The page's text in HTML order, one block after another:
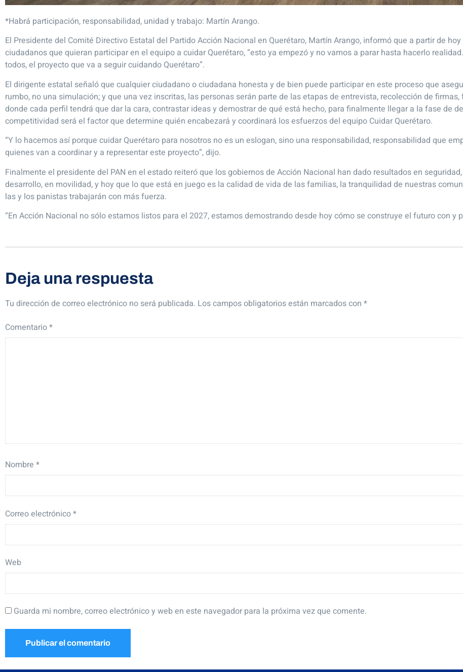
*Habrá participación, responsabilidad, unidad y trabajo: Martín Arango.
El Presidente del Comité Directivo Estatal del Partido Acción Nacional en Querétaro, Martín Arango, informó que a partir de
ciudadanos que quieran participar en el equipo a cuidar Querétaro, “esto ya empezó y no vamos a parar hasta hacerlo
todos, el proyecto que va a seguir cuidando Querétaro”.
El dirigente estatal señaló que cualquier ciudadano o ciudadana honesta y de bien puede participar en este proceso que
rumbo, no una simulación; y que una vez inscritas, las personas serán parte de las etapas de entrevista, recolección de
donde cada perfil tendrá que dar la cara, contrastar ideas y demostrar de qué está hecho, para finalmente llegar a la fase de
competitividad será el factor que determine quién encabezará y coordinará los esfuerzos del equipo Cuidar Querétaro.
“Y lo hacemos así porque cuidar Querétaro para nosotros no es un eslogan, sino una responsabilidad, responsabilidad que
quienes van a coordinar y a representar este proyecto”, dijo.
Finalmente el presidente del PAN en el estado reiteró que los gobiernos de Acción Nacional han dado resultados en
desarrollo, en movilidad, y hoy que lo que está en juego es la calidad de vida de las familias, la tranquilidad de nuestras
las y los panistas trabajarán con más fuerza.
“En Acción Nacional no sólo estamos listos para el 2027, estamos demostrando desde hoy cómo se construye el futuro con y
Deja una respuesta
Tu dirección de correo electrónico no será publicada. Los campos obligatorios están marcados con *
Comentario*
Nombre *
Correo electrónico*
Web
Guarda mi nombre, correo electrónico y web en este navegador para la próxima vez que comente.